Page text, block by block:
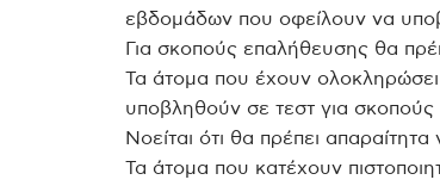
εβδομάδων που οφείλουν να
Για σκοπούς επαλήθευσης θα
Τα άτομα που έχουν
υποβληθούν σε τεστ για
Νοείται ότι θα πρέπει
Τα άτομα που κατέχουν